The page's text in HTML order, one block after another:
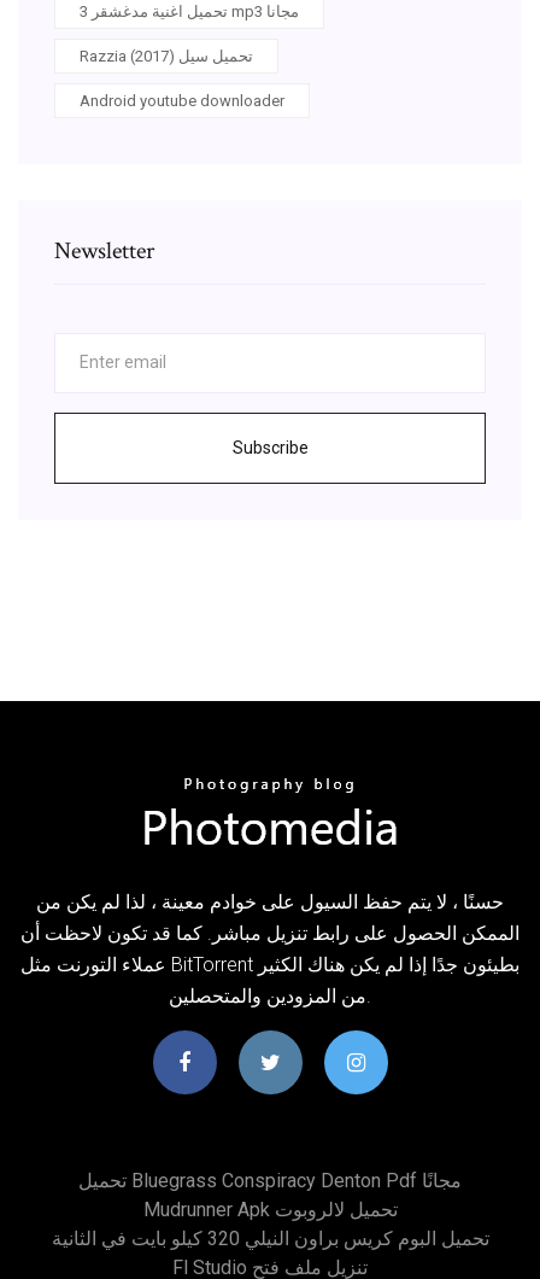
تحميل اغنية مدغشقر 3 mp3 مجانا
Razzia (2017) تحميل سيل
Android youtube downloader
Newsletter
Subscribe
حسنًا ، لا يتم حفظ السيول على خوادم معينة ، لذا لم يكن من
الممكن الحصول على رابط تنزيل مباشر. كما قد تكون لاحظت أن
عملاء التورنت مثل BitTorrent بطيئون جدًا إذا لم يكن هناك الكثير
تحميل Bluegrass Conspiracy Denton Pdf مجانًا
Mudrunner Apk تحميل لالروبوت
تحميل البوم كريس براون النيلي 320 كيلو بايت في الثانية
Fl Studio تنزيل ملف فتح